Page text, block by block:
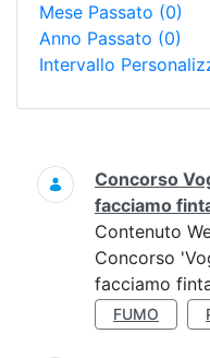
Mese Passato (0)
Anno Passato (0)
Intervallo
Ricerca
Concorso
facciamo
Contenuto
Concorso
facciamo
FUMO